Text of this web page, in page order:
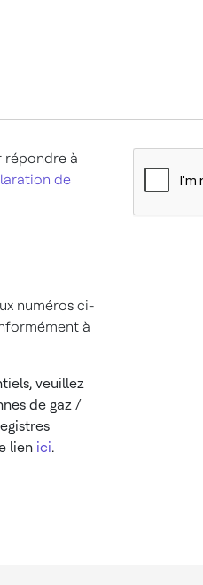
répondre à
de
numéros ci-
à
veuillez
de gaz /
lien ici.